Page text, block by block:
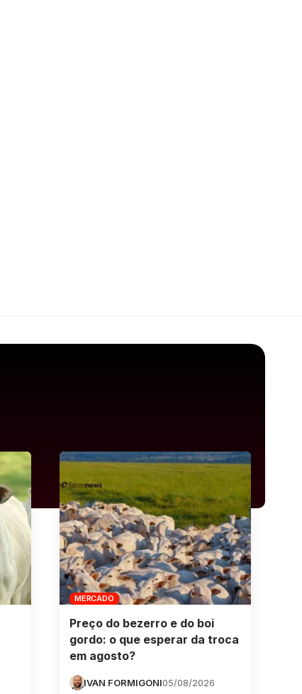
MERCADO
Preço do bezerro e do boi
gordo: o que esperar da troca
em agosto?
IVAN FORMIGONI05/08/2026